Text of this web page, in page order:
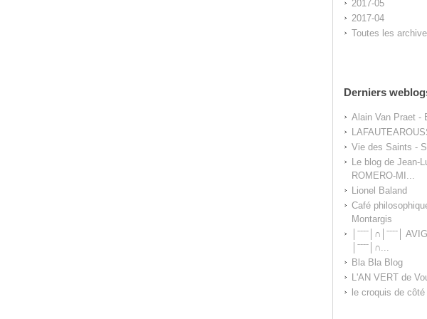
2017-05
2017-04
Toutes les
Derniers
Alain Van Praet -
Vie des Saints -
Le blog de Jean-
ROMERO-MI...
Lionel Baland
Café
Montargis
│ˉˉˉˉ│∩│ˉˉˉˉ│
│ˉˉˉˉ│∩...
Bla Bla Blog
L'AN VERT de
le croquis de côté